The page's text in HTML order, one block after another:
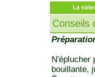
La
Conseils
N'éplucher
bouillante,